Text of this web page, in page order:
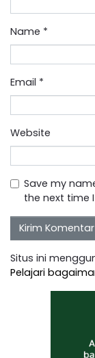
Name *
Email *
Website
Save my
the next time
Situs ini
Pelajari